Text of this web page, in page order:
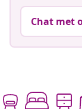
Chat met